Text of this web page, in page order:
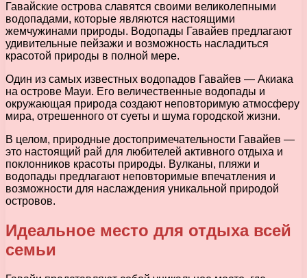
Гавайские острова славятся своими великолепными
водопадами, которые являются настоящими
жемчужинами природы. Водопады Гавайев предлагают
удивительные пейзажи и возможность насладиться
красотой природы в полной мере.
Один из самых известных водопадов Гавайев — Акиака
на острове Мауи. Его величественные водопады и
окружающая природа создают неповторимую атмосферу
мира, отрешенного от суеты и шума городской жизни.
В целом, природные достопримечательности Гавайев —
это настоящий рай для любителей активного отдыха и
поклонников красоты природы. Вулканы, пляжи и
водопады предлагают неповторимые впечатления и
возможности для наслаждения уникальной природой
островов.
Идеальное место для отдыха всей
семьи